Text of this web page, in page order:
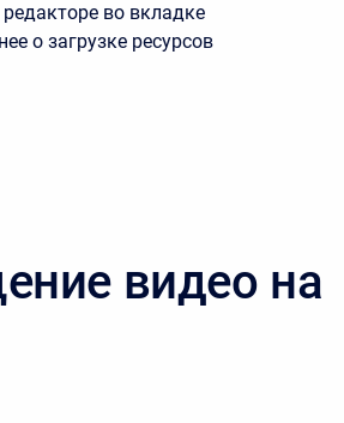
во вкладке
о загрузке ресурсов
видео на